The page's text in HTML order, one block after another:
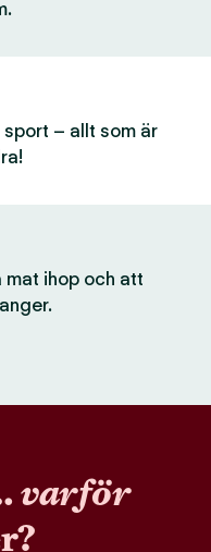
sport – allt som är
mat ihop och att
varför